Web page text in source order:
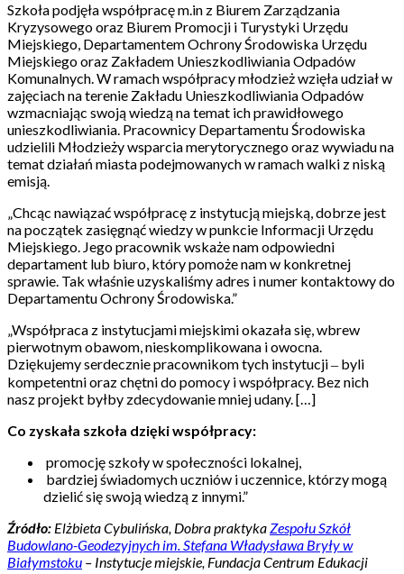
Szkoła podjęła współpracę m.in z Biurem Zarządzania
Kryzysowego oraz Biurem Promocji i Turystyki Urzędu
Miejskiego, Departamentem Ochrony Środowiska Urzędu
Miejskiego oraz Zakładem Unieszkodliwiania Odpadów
Komunalnych. W ramach współpracy młodzież wzięła udział w
zajęciach na terenie Zakładu Unieszkodliwiania Odpadów
wzmacniając swoją wiedzą na temat ich prawidłowego
unieszkodliwiania. Pracownicy Departamentu Środowiska
udzielili Młodzieży wsparcia merytorycznego oraz wywiadu na
temat działań miasta podejmowanych w ramach walki z niską
emisją.
„Chcąc nawiązać współpracę z instytucją miejską, dobrze jest
na początek zasięgnąć wiedzy w punkcie Informacji Urzędu
Miejskiego. Jego pracownik wskaże nam odpowiedni
departament lub biuro, który pomoże nam w konkretnej
sprawie. Tak właśnie uzyskaliśmy adres i numer kontaktowy do
Departamentu Ochrony Środowiska.”
„Współpraca z instytucjami miejskimi okazała się, wbrew
pierwotnym obawom, nieskomplikowana i owocna.
Dziękujemy serdecznie pracownikom tych instytucji ‒ byli
kompetentni oraz chętni do pomocy i współpracy. Bez nich
nasz projekt byłby zdecydowanie mniej udany. […]
Co zyskała szkoła dzięki współpracy:
promocję szkoły w społeczności lokalnej,
bardziej świadomych uczniów i uczennice, którzy mogą
dzielić się swoją wiedzą z innymi.”
Źródło: Elżbieta Cybulińska, Dobra praktykaZespołu Szkół
Budowlano-Geodezyjnych im. Stefana Władysława Bryły w
Białymstoku – Instytucje miejskie, Fundacja Centrum Edukacji